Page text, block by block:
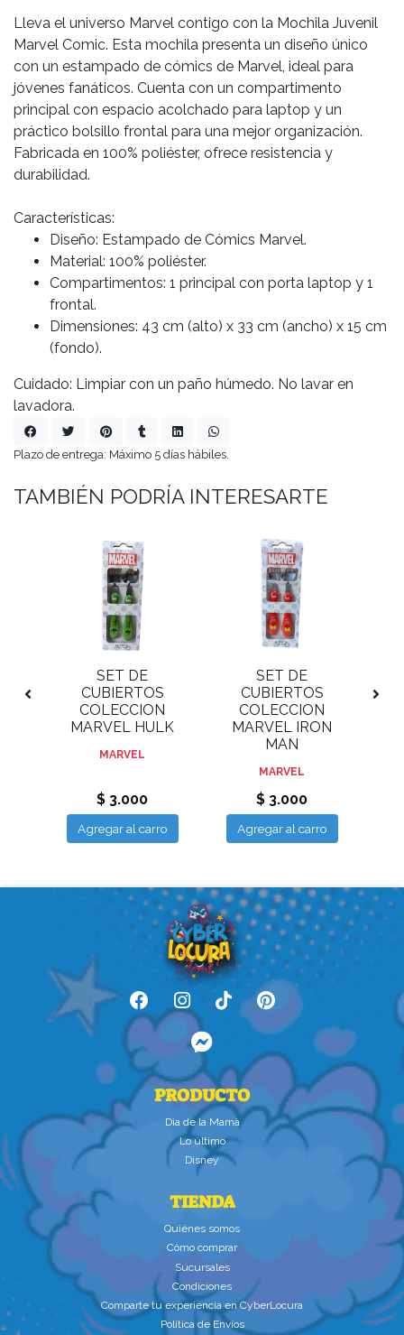
Lleva el universo Marvel contigo con la Mochila Juvenil
Marvel Comic. Esta mochila presenta un diseño único
con un estampado de cómics de Marvel, ideal para
jóvenes fanáticos. Cuenta con un compartimento
principal con espacio acolchado para laptop y un
práctico bolsillo frontal para una mejor organización.
Fabricada en 100% poliéster, ofrece resistencia y
durabilidad.
Características:
Diseño: Estampado de Cómics Marvel.
Material: 100% poliéster.
Compartimentos: 1 principal con porta laptop y 1
frontal.
Dimensiones: 43 cm (alto) x 33 cm (ancho) x 15 cm
(fondo).
Cuidado: Limpiar con un paño húmedo. No lavar en
lavadora.
Plazo de entrega: Máximo 5 días hábiles.
TAMBIÉN PODRÍA INTERESARTE
SET DE
CUBIERTOS
COLECCION
MARVEL HULK
MARVEL
$ 3.000
Agregar al carro
SET DE
CUBIERTOS
COLECCION
MARVEL IRON
MAN
MARVEL
$ 3.000
Agregar al carro
PRODUCTO
Dìa de la Mamà
Lo último
Disney
TIENDA
Quiénes somos
Cómo comprar
Sucursales
Condiciones
Comparte tu experiencia en CyberLocura
Política de Envíos